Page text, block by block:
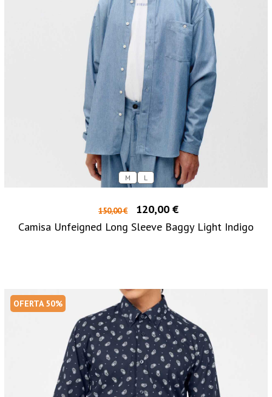
M L
150,00 €
120,00 €
Camisa Unfeigned Long Sleeve Baggy Light Indigo
OFERTA 50%